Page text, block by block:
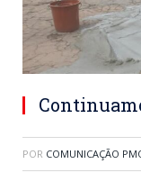
POR COMUNICAÇÃO